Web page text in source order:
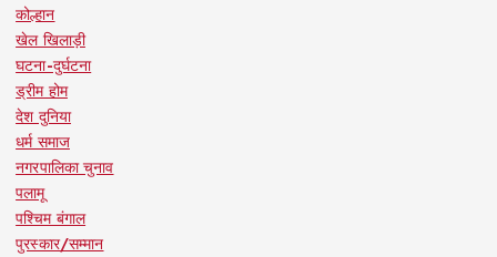
कोल्हान
खेल खिलाड़ी
घटना-दुर्घटना
ड्रीम होम
देश दुनिया
धर्म समाज
नगरपालिका चुनाव
पलामू
पश्चिम बंगाल
पुरस्कार/सम्मान